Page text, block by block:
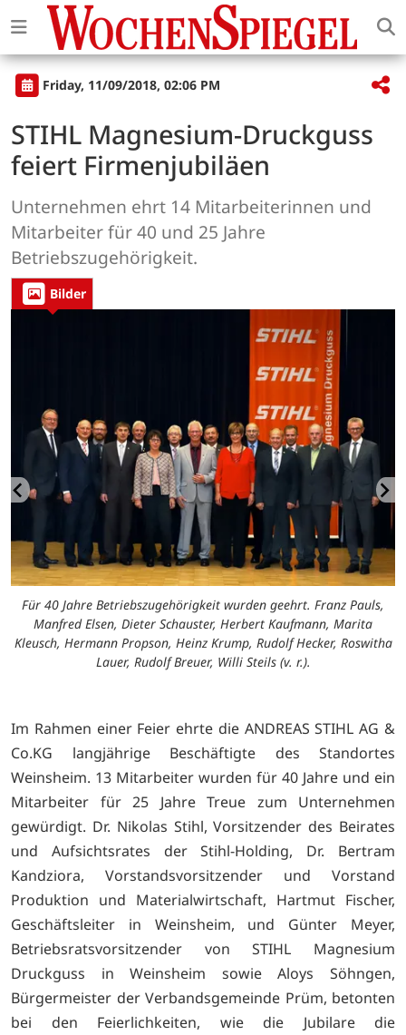
Friday, 11/09/2018, 02:06 PM
STIHL Magnesium-Druckguss
feiert Firmenjubiläen
Unternehmen ehrt 14 Mitarbeiterinnen und
Mitarbeiter für 40 und 25 Jahre
Betriebszugehörigkeit.
Bilder
Für 40 Jahre Betriebszugehörigkeit wurden geehrt. Franz Pauls,
Manfred Elsen, Dieter Schauster, Herbert Kaufmann, Marita
Kleusch, Hermann Propson, Heinz Krump, Rudolf Hecker, Roswitha
Lauer, Rudolf Breuer, Willi Steils (v. r.).
Im Rahmen einer Feier ehrte die ANDREAS STIHL AG &
Co.KG langjährige Beschäftigte des Standortes
Weinsheim. 13 Mitarbeiter wurden für 40 Jahre und ein
Mitarbeiter für 25 Jahre Treue zum Unternehmen
gewürdigt. Dr. Nikolas Stihl, Vorsitzender des Beirates
und Aufsichtsrates der Stihl-Holding, Dr. Bertram
Kandziora, Vorstandsvorsitzender und Vorstand
Produktion und Materialwirtschaft, Hartmut Fischer,
Geschäftsleiter in Weinsheim, und Günter Meyer,
Betriebsratsvorsitzender von STIHL Magnesium
Druckguss in Weinsheim sowie Aloys Söhngen,
Bürgermeister der Verbandsgemeinde Prüm, betonten
bei den Feierlichkeiten, wie die Jubilare die